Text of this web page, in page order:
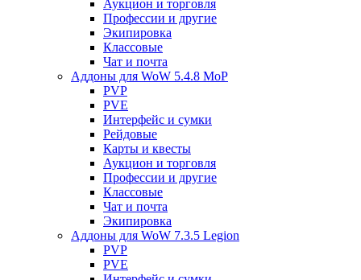
Аукцион и торговля
Профессии и другие
Экипировка
Классовые
Чат и почта
Аддоны для WoW 5.4.8 MoP
PVP
PVE
Интерфейс и сумки
Рейдовые
Карты и квесты
Аукцион и торговля
Профессии и другие
Классовые
Чат и почта
Экипировка
Аддоны для WoW 7.3.5 Legion
PVP
PVE